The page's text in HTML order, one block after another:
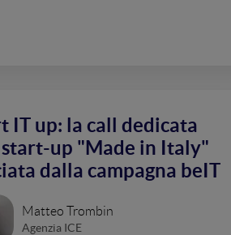
IT up: la call dedicata
up "Made in Italy"
dalla campagna beIT
Matteo Trombin
Agenzia ICE